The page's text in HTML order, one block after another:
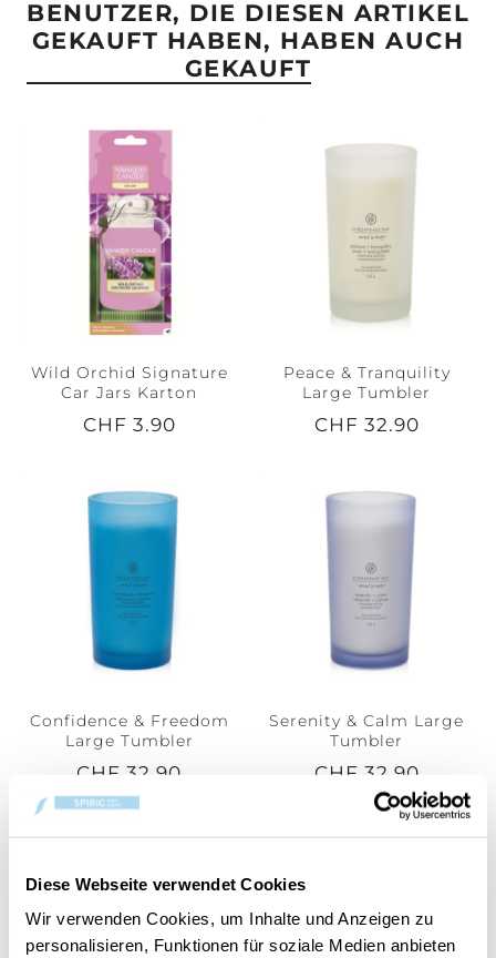
Diese Webseite verwendet Cookies
Wir verwenden Cookies, um Inhalte und Anzeigen zu
personalisieren, Funktionen für soziale Medien anbieten
BENUTZER, DIE DIESEN ARTIKEL
GEKAUFT HABEN, HABEN AUCH
GEKAUFT
Wild Orchid Signature
Car Jars Karton
CHF 3.90
Peace & Tranquility
Large Tumbler
CHF 32.90
Confidence & Freedom
Large Tumbler
CHF 32.90
Serenity & Calm Large
Tumbler
CHF 32.90